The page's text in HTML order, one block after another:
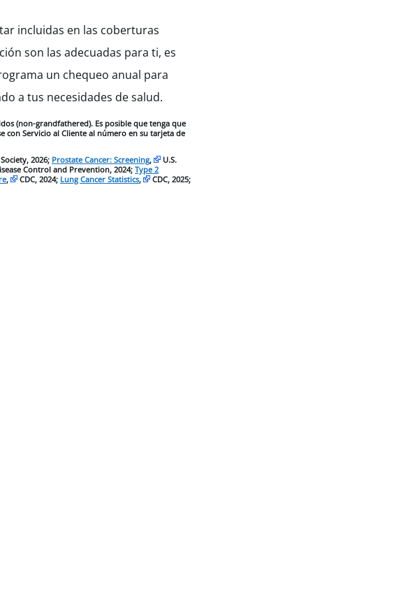
incluidas en las coberturas
son las adecuadas para ti, es
un chequeo anual para
a tus necesidades de salud.
(non-grandfathered). Es posible que tenga que
con Servicio al Cliente al número en su tarjeta de
2026; Prostate Cancer: Screening,
U.S.
Control and Prevention, 2024; Type 2
, CDC, 2024; Lung Cancer Statistics,
CDC, 2025;